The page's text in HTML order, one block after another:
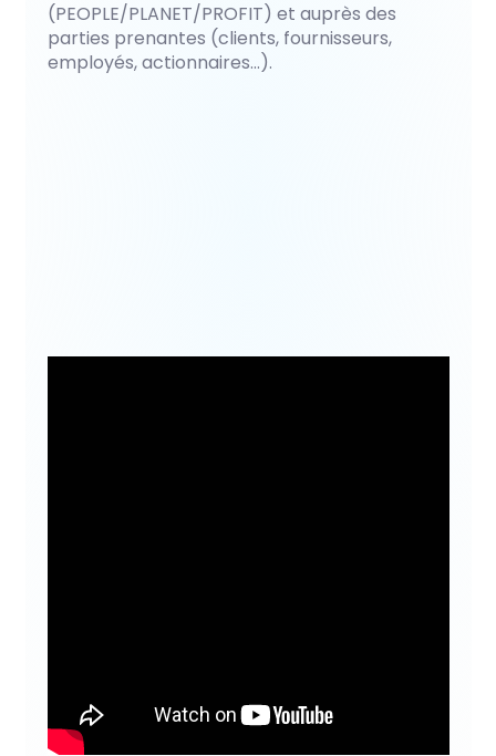
(PEOPLE/PLANET/PROFIT) et auprès des
parties prenantes (clients, fournisseurs,
employés, actionnaires…).